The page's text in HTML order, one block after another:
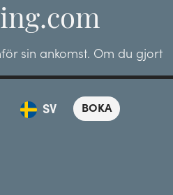
sin ankomst. Om du gjort
SV BOKA